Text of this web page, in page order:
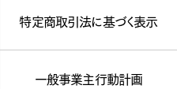
特定商取引法に基づく表示
一般事業主行動計画